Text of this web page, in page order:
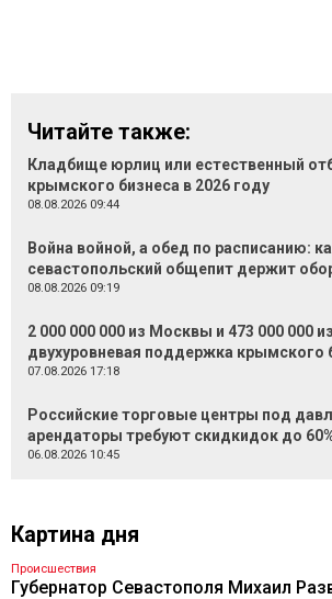
Читайте также:
Кладбище юрлиц или естественный
крымского бизнеса в 2026 году
08.08.2026 09:44
Война войной, а обед по расписанию:
севастопольский общепит держит
08.08.2026 09:19
2 000 000 000 из Москвы и 473 000 000
двухуровневая поддержка крымского
07.08.2026 17:18
Российские торговые центры под
арендаторы требуют скидкидок до
06.08.2026 10:45
Картина дня
Происшествия
Губернатор Севастополя Михаил